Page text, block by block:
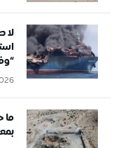
لا
ما